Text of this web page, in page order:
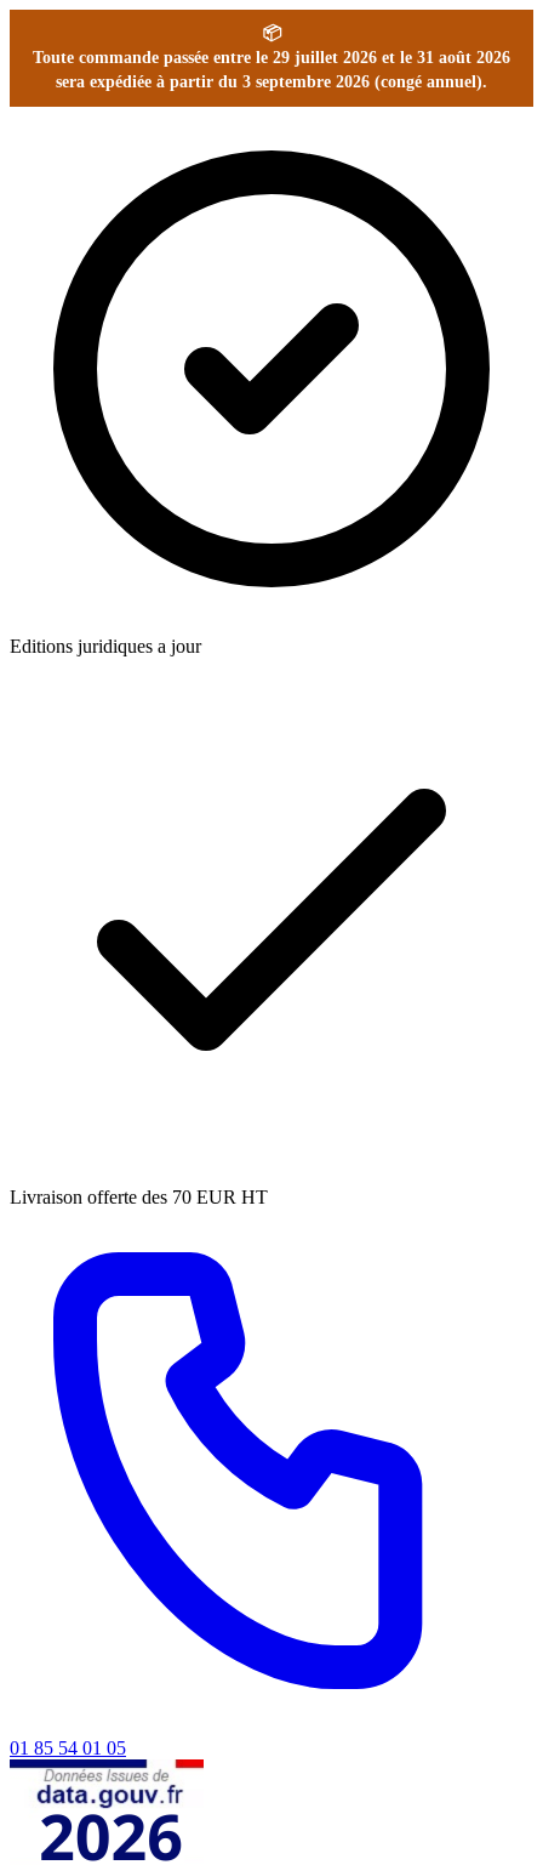
📦
Toute commande passée entre le 29 juillet 2026 et le 31 août 2026
sera expédiée à partir du 3 septembre 2026 (congé annuel).
Editions juridiques a jour
Livraison offerte des 70 EUR HT
01 85 54 01 05